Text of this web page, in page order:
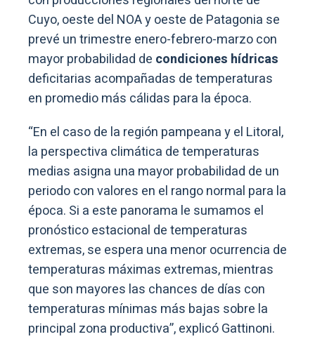
Cuyo, oeste del NOA y oeste de Patagonia se
prevé un trimestre enero-febrero-marzo con
mayor probabilidad de condiciones hídricas
deficitarias acompañadas de temperaturas
en promedio más cálidas para la época.
“En el caso de la región pampeana y el Litoral,
la perspectiva climática de temperaturas
medias asigna una mayor probabilidad de un
periodo con valores en el rango normal para la
época. Si a este panorama le sumamos el
pronóstico estacional de temperaturas
extremas, se espera una menor ocurrencia de
temperaturas máximas extremas, mientras
que son mayores las chances de días con
temperaturas mínimas más bajas sobre la
principal zona productiva”, explicó Gattinoni.